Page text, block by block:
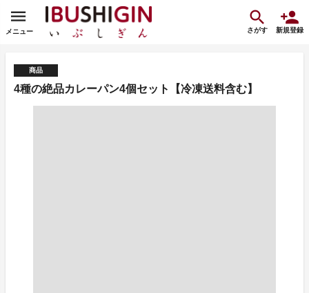
メニュー さがす 新規登録
商品
4種の絶品カレーパン4個セット【冷凍送料含む】